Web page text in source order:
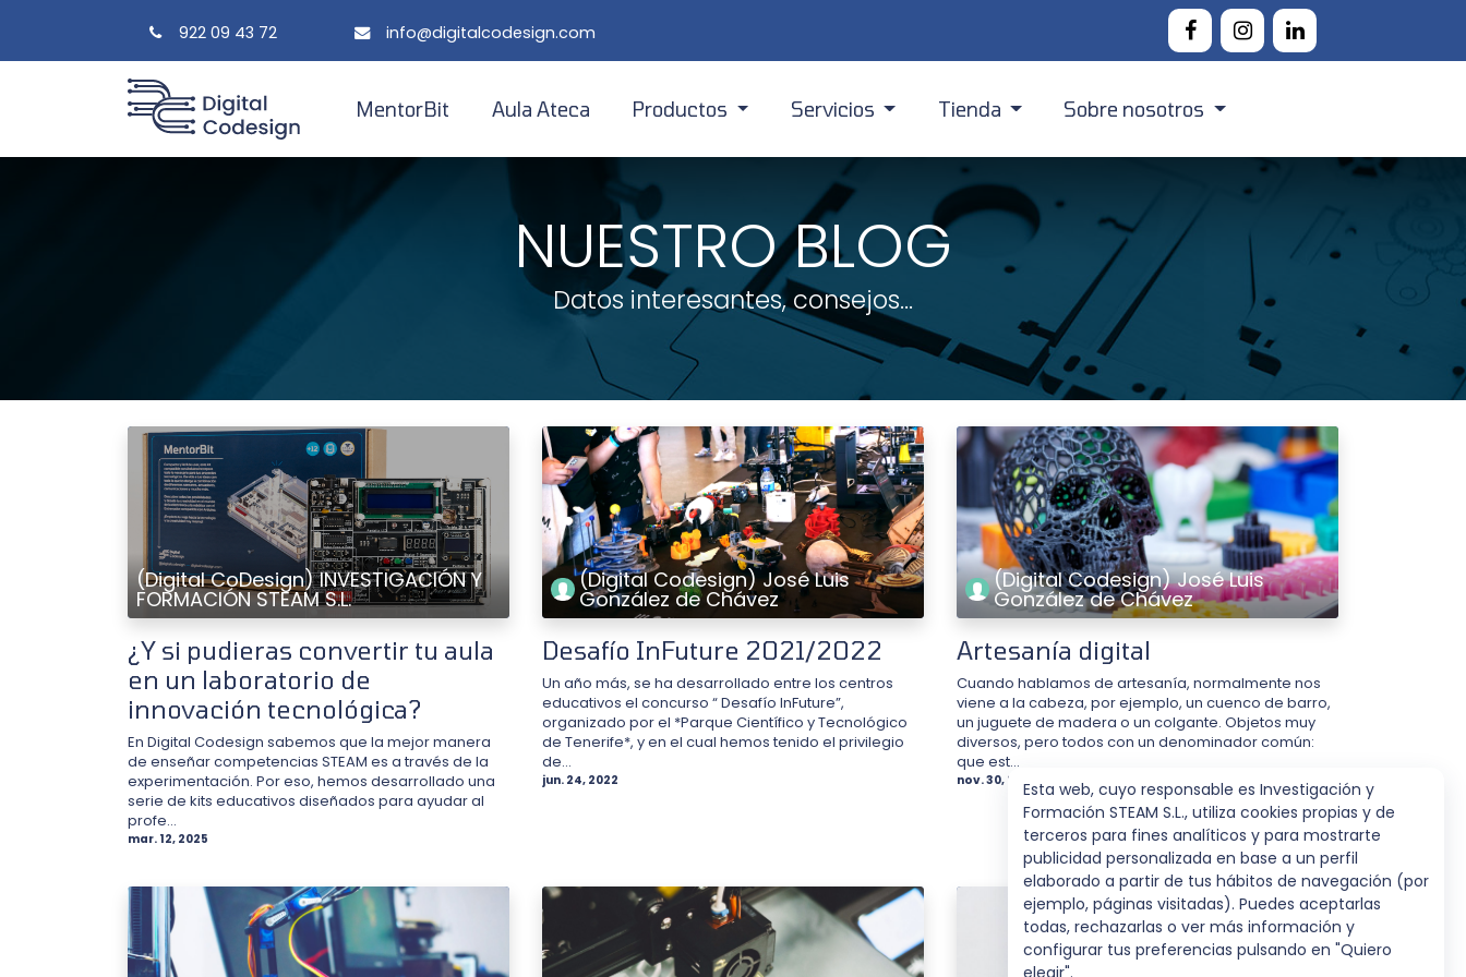
922 09 43 72 info@digitalcodesign.com
MentorBit Aula Ateca Productos
Kits
Prácticas
Servicios
Formación a profesorado
Desarrollo
Tienda
Tienda en Canarias
Tienda en Península
Sobre nosotros
Contacto
NUESTRO BLOG
Datos interesantes, consejos...
(Digital CoDesign) INVESTIGACIÓN Y
FORMACIÓN STEAM S.L.
¿Y si pudieras convertir tu aula
en un laboratorio de
innovación tecnológica?
En Digital Codesign sabemos que la mejor manera
de enseñar competencias STEAM es a través de la
experimentación. Por eso, hemos desarrollado una
serie de kits educativos diseñados para ayudar al
profe...
mar. 12, 2025
(Digital Codesign) José Luis
González de Chávez
Desafío InFuture 2021/2022
Un año más, se ha desarrollado entre los centros
educativos el concurso “ Desafío InFuture”,
organizado por el *Parque Científico y Tecnológico
de Tenerife*, y en el cual hemos tenido el privilegio
de...
jun. 24, 2022
(Digital Codesign) José Luis
González de Chávez
Artesanía digital
Cuando hablamos de artesanía, normalmente nos
viene a la cabeza, por ejemplo, un cuenco de barro,
un juguete de madera o un colgante. Objetos muy
diversos, pero todos con un denominador común:
que est...
nov. 30, 2021Esta web, cuyo responsable es Investigación y
Formación STEAM S.L., utiliza cookies propias y de
terceros para fines analíticos y para mostrarte
publicidad personalizada en base a un perfil
elaborado a partir de tus hábitos de navegación (por
ejemplo, páginas visitadas). Puedes aceptarlas
todas, rechazarlas o ver más información y
configurar tus preferencias pulsando en "Quiero
elegir".